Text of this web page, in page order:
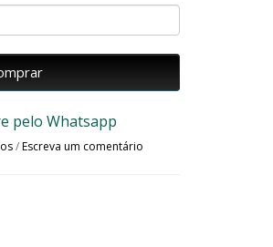
pelo Whatsapp
/Escreva um comentário